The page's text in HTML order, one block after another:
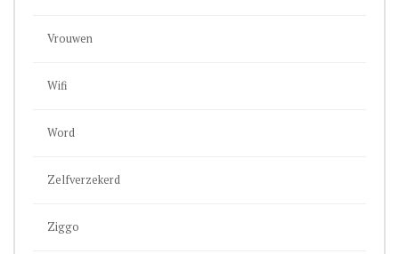
Vrouwen
Wifi
Word
Zelfverzekerd
Ziggo